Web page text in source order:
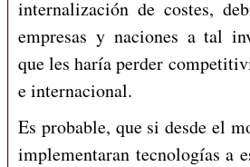
internalización de costes,
empresas y naciones a tal
que les haría perder
e internacional.
Es probable, que si desde el
implementaran tecnologías a